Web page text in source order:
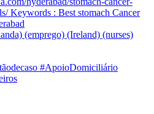
Keywords : Best stomach Cancer
(emprego) (Ireland) (nurses)
#ApoioDomiciliário